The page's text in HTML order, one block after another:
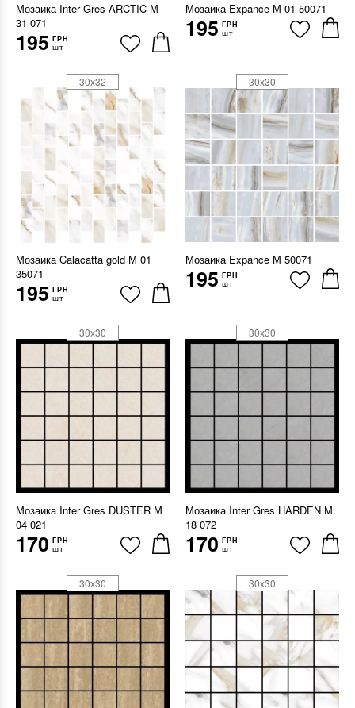
Мозаика Inter Gres ARCTIC М
31 071
195 ГРН
шт
Мозаика Expance М 01 50071
195 ГРН
шт
Мозаика Calacatta gold М 01
35071
195 ГРН
шт
30x32
Мозаика Expance М 50071
195 ГРН
шт
30x30
Мозаика Inter Gres DUSTER М
04 021
170 ГРН
шт
30x30
Мозаика Inter Gres HARDEN М
18 072
170 ГРН
шт
30x30
30x30 30x30